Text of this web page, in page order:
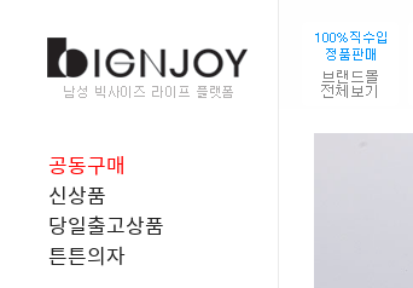
공동구매
신상품
당일출고상품
튼튼의자